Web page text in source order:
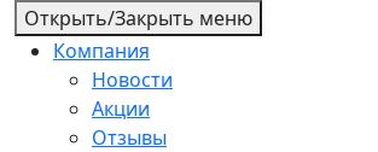
Открыть/Закрыть меню
Компания
Новости
Акции
Отзывы